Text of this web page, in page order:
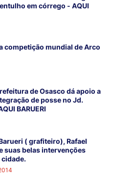
em córrego - AQUI
competição mundial de Arco
de Osasco dá apoio a
de posse no Jd.
BARUERI
( grafiteiro), Rafael
suas belas intervenções